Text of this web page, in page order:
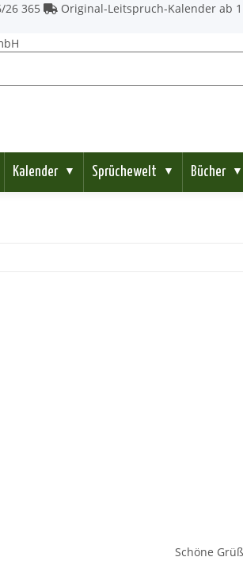
26 365
Original-Leitspruch-Kalender ab 1
Kalender ▼ Sprüchewelt ▼ Bücher ▼